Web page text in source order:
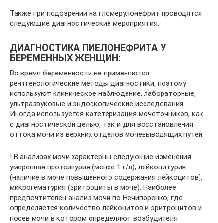
Также при подозрении на гломерулонефрит проводятся
следующие диагностические мероприятия:
ДИАГНОСТИКА ПИЕЛОНЕФРИТА У
БЕРЕМЕННЫХ ЖЕНЩИН:
Во время беременности не применяются
рентгенологические методы диагностики, поэтому
используют клиническое наблюдение, лабораторные,
ультразвуковые и эндоскопические исследования.
Иногда используется катетеризация мочеточников, как
с диагностической целью, так и для восстановления
оттока мочи из верхних отделов мочевыводящих путей.
! В анализах мочи характерны следующие изменения:
умеренная протеинурия (менее 1 г/л), лейкоцитурия
(наличие в моче повышенного содержания лейкоцитов),
микрогематурия (эритроциты в моче). Наиболее
предпочтителен анализ мочи по Нечипоренко, где
определяется количество лейкоцитов и эритроцитов и
посев мочи в котором определяют возбудителя